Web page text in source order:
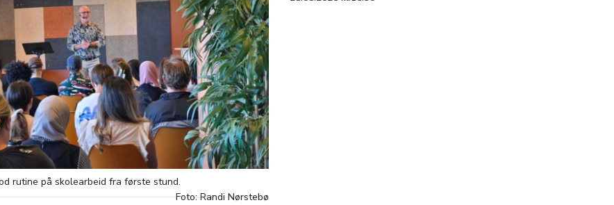
rutine på skolearbeid fra første stund.
Foto: Randi Nørstebø